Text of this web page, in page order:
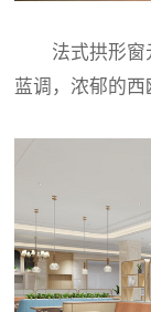
法式拱形
蓝调，浓郁的西